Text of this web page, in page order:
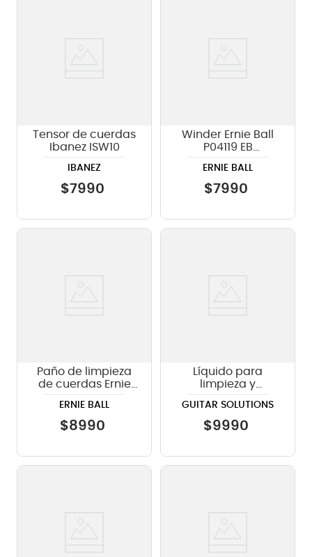
Tensor de cuerdas
Ibanez ISW10
IBANEZ
$7990
Winder Ernie Ball
P04119 EB
ERNIE BALL
$7990
Paño de limpieza
de cuerdas Ernie
ERNIE BALL
$8990
Líquido para
limpieza y
Lemon Oil 60ml
Guitar Solutions
GUITAR SOLUTIONS
$9990